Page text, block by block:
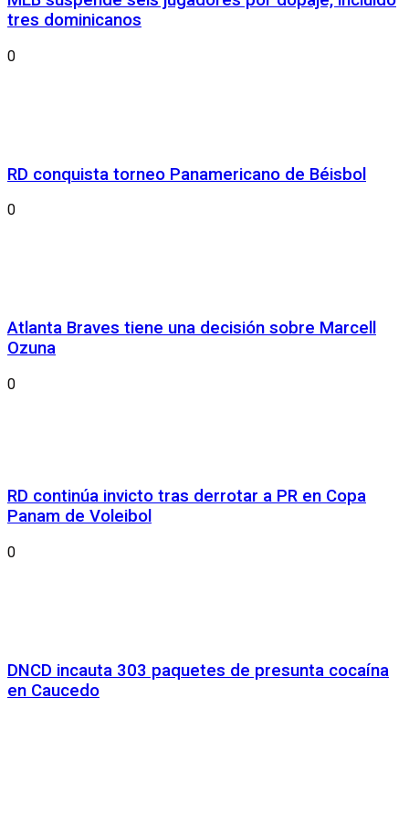
tres dominicanos
0
RD conquista torneo Panamericano de Béisbol
0
Atlanta Braves tiene una decisión sobre Marcell
Ozuna
0
RD continúa invicto tras derrotar a PR en Copa
Panam de Voleibol
0
DNCD incauta 303 paquetes de presunta cocaína
en Caucedo